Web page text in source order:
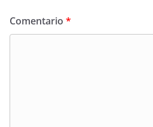
Comentario *